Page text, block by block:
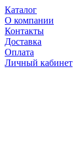
Каталог
О компании
Контакты
Доставка
Оплата
Личный кабинет